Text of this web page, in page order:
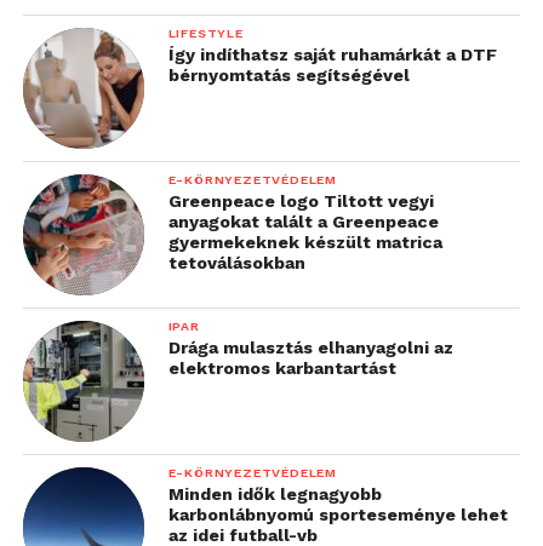
LIFESTYLE
Így indíthatsz saját ruhamárkát a DTF
bérnyomtatás segítségével
E-KÖRNYEZETVÉDELEM
Greenpeace logo Tiltott vegyi
anyagokat talált a Greenpeace
gyermekeknek készült matrica
tetoválásokban
IPAR
Drága mulasztás elhanyagolni az
elektromos karbantartást
E-KÖRNYEZETVÉDELEM
Minden idők legnagyobb
karbonlábnyomú sporteseménye lehet
az idei futball-vb